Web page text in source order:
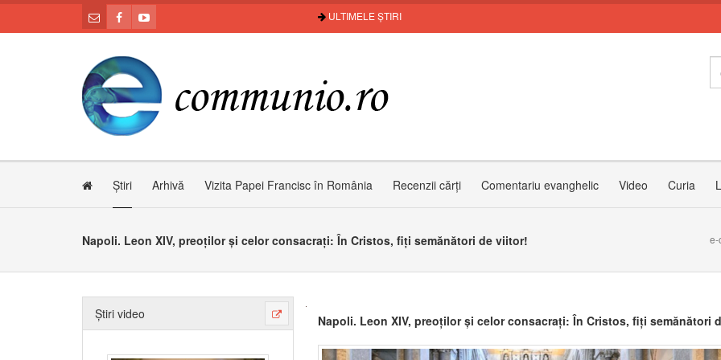
ULTIMELE ȘTIRI
Știri Arhivă Vizita Papei Francisc în România Recenzii cărți Comentariu evanghelic Video Curia
Napoli. Leon XIV, preoților și celor consacrați: În Cristos, fiți semănători de viitor! e-
Știri video Napoli. Leon XIV, preoților și celor consacrați: În Cristos, fiți semănători